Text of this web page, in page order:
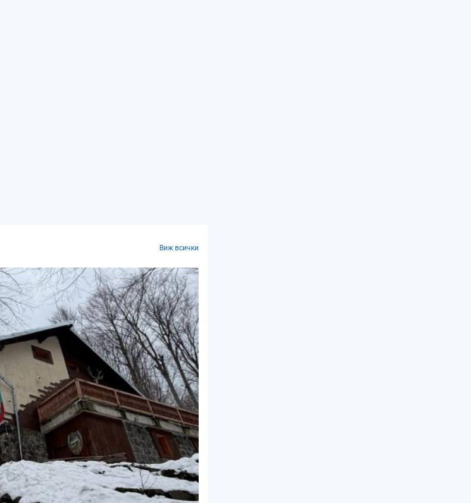
Виж всички